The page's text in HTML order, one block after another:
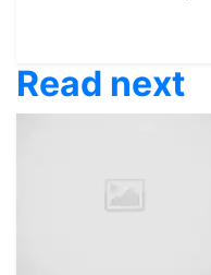
Read next